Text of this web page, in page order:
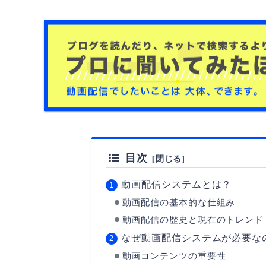
目次
動画配信システムとは？
動画配信の基本的な仕組み
動画配信の歴史と現在のトレンド
なぜ動画配信システムが必要な
動画コンテンツの重要性